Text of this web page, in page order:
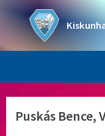
content
Puskás Bence,